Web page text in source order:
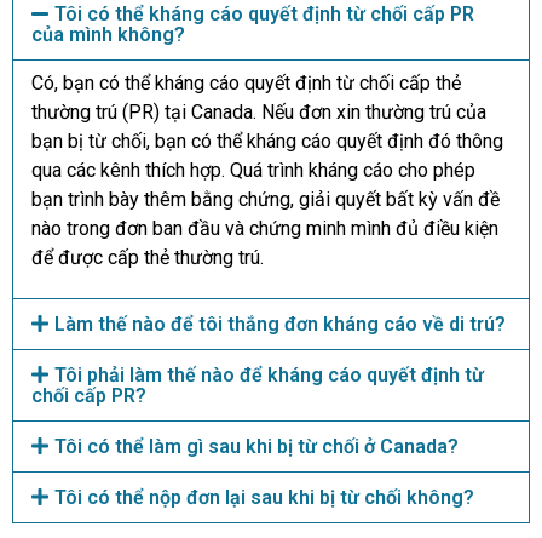
Tôi có thể kháng cáo quyết định từ chối cấp PR
của mình không?
Có, bạn có thể kháng cáo quyết định từ chối cấp thẻ
thường trú (PR) tại Canada. Nếu đơn xin thường trú của
bạn bị từ chối, bạn có thể kháng cáo quyết định đó thông
qua các kênh thích hợp. Quá trình kháng cáo cho phép
bạn trình bày thêm bằng chứng, giải quyết bất kỳ vấn đề
nào trong đơn ban đầu và chứng minh mình đủ điều kiện
để được cấp thẻ thường trú.
Làm thế nào để tôi thắng đơn kháng cáo về di trú?
Tôi phải làm thế nào để kháng cáo quyết định từ
chối cấp PR?
Tôi có thể làm gì sau khi bị từ chối ở Canada?
Tôi có thể nộp đơn lại sau khi bị từ chối không?